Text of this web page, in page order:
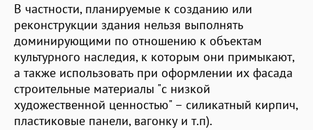
В частности, планируемые к созданию или
реконструкции здания нельзя выполнять
доминирующими по отношению к объектам
культурного наследия, к которым они примыкают,
а также использовать при оформлении их фасада
строительные материалы "с низкой
художественной ценностью" – силикатный кирпич,
пластиковые панели, вагонку и т.п).